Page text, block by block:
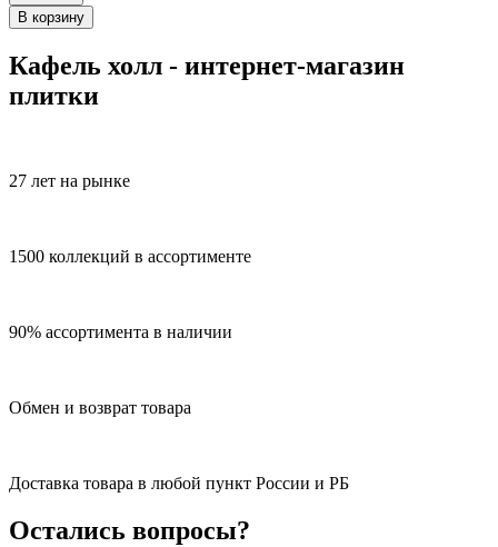
В корзину
Кафель холл - интернет-магазин
плитки
27 лет на рынке
1500 коллекций в ассортименте
90% ассортимента в наличии
Обмен и возврат товара
Доставка товара в любой пункт России и РБ
Остались вопросы?